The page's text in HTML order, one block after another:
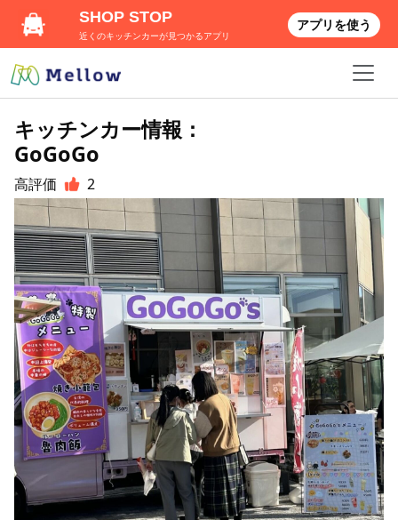
キッチンカー情報：
GoGoGo
高評価 2
SHOP STOP
近くのキッチンカーが見つかるアプリ
アプリを使う